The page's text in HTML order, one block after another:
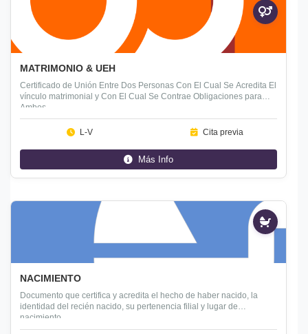
Presencial
MATRIMONIO & UEH
Certificado de Unión Entre Dos Personas Con El Cual Se Acredita El
vínculo matrimonial y Con El Cual Se Contrae Obligaciones para
Ambos.
L-V Cita previa
Más Info
NACIMIENTO
Documento que certifica y acredita el hecho de haber nacido, la
identidad del recién nacido, su pertenencia filial y lugar de
nacimiento.